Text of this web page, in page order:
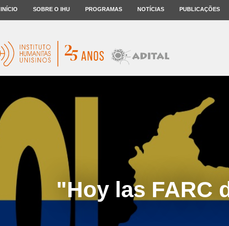
INÍCIO SOBRE O IHU PROGRAMAS NOTÍCIAS PUBLICAÇÕES
"Hoy las FARC